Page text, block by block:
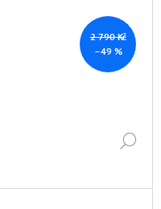
2 790 Kč
–49 %